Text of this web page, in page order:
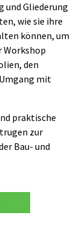
und Gliederung
wie sie ihre
können, um
Workshop
den
mit
praktische
zur
Bau- und